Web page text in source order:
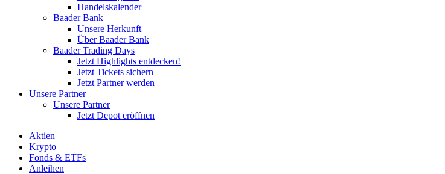
Handelskalender
Baader Bank
Unsere Herkunft
Über Baader Bank
Baader Trading Days
Jetzt Highlights entdecken!
Jetzt Tickets sichern
Jetzt Partner werden
Unsere Partner
Unsere Partner
Jetzt Depot eröffnen
Aktien
Krypto
Fonds & ETFs
Anleihen